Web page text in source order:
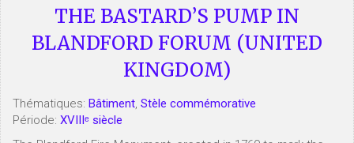
THE BASTARD’S PUMP IN
BLANDFORD FORUM (UNITED
KINGDOM)
Thématiques: Bâtiment, Stèle commémorative
Période: XVIIIᵉ siècle